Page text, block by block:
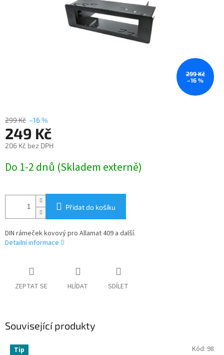
299 Kč
–16 %
299 Kč –16 %
249 Kč
206 Kč bez DPH
cena:
Do 1-2 dnů (Skladem externě)
Přidat do košíku
DIN rámeček kovový pro Allamat 409 a další.
Detailní informace
ZEPTAT SE HLÍDAT SDÍLET
Související produkty
Tip Kód: 98